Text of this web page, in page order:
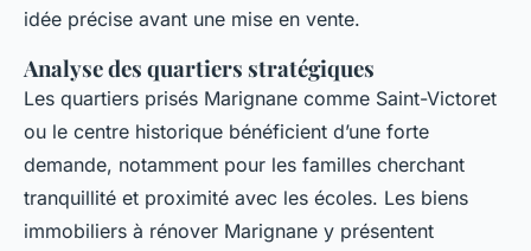
idée précise avant une mise en vente.
Analyse des quartiers stratégiques
Les quartiers prisés Marignane comme Saint-Victoret
ou le centre historique bénéficient d’une forte
demande, notamment pour les familles cherchant
tranquillité et proximité avec les écoles. Les biens
immobiliers à rénover Marignane y présentent